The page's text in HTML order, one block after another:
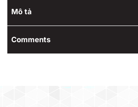
Mô tả
Comments